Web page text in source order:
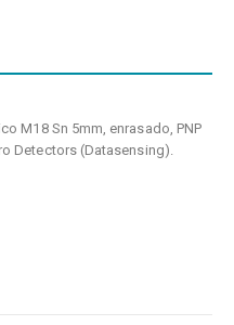
M18 Sn 5mm, enrasado, PNP
Detectors (Datasensing).